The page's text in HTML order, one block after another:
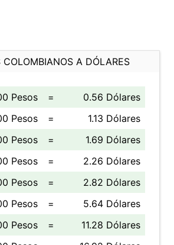
COLOMBIANOS A DÓLARES
Pesos =
0.56 Dólares
Pesos
=
1.13 Dólares
Pesos
=
1.69 Dólares
Pesos
=
2.26 Dólares
Pesos
=
2.82 Dólares
Pesos
=
5.64 Dólares
Pesos
=
11.28 Dólares